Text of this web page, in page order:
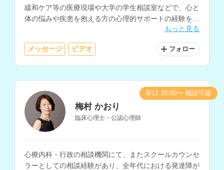
緩和ケア等の医療現場や大学の学生相談室などで、心と
体の悩みや疾患を抱える方の心理的サポートの経験をお
持ちで、夢分析などのイメージを用いたアプローチも取
もっと見る
メッセージ ビデオ フォロー
梅村 かおり
臨床心理士・公認心理師
心療内科・行政の相談機関にて、またスクールカウンセ
ラーとしての相談経験があり、全年代における発達障が
8/11 20:00〜 相談可能